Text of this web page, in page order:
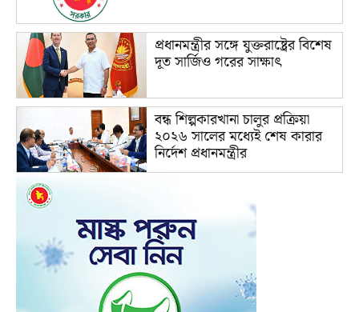
প্রধানমন্ত্রীর সঙ্গে যুক্তরাষ্ট্রের বিশেষ
দূত সার্জিও গরের সাক্ষাৎ
বন্ধ শিল্পকারখানা চালুর প্রক্রিয়া
২০২৬ সালের মধ্যেই শেষ কারার
নির্দেশ প্রধানমন্ত্রীর